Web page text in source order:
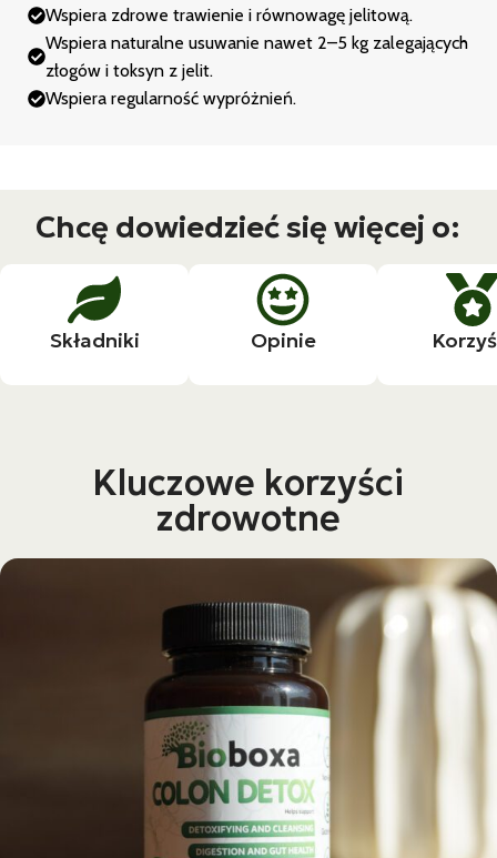
Wspiera zdrowe trawienie i równowagę jelitową.
Wspiera naturalne usuwanie nawet 2–5 kg zalegających
złogów i toksyn z jelit.
Wspiera regularność wypróżnień.
Chcę dowiedzieć się więcej o:
Składniki Opinie
Kluczowe korzyści
zdrowotne